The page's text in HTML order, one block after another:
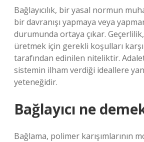
Bağlayıcılık, bir yasal normun
bir davranışı yapmaya veya
durumunda ortaya çıkar.
üretmek için gerekli koşulları
tarafından edinilen niteliktir.
sistemin ilham verdiği ideallere
yeteneğidir.
Bağlayıcı ne
Bağlama, polimer karışımlarının